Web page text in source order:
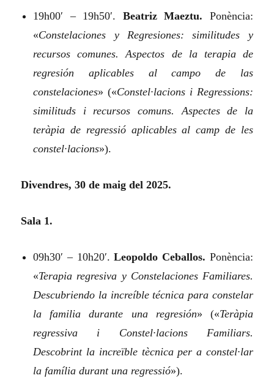
19h00′ – 19h50′. Beatriz Maeztu. Ponència:
«Constelaciones y Regresiones: similitudes y
recursos comunes. Aspectos de la terapia de
regresión aplicables al campo de las
constelaciones» («Constel·lacions i Regressions:
similituds i recursos comuns. Aspectes de la
teràpia de regressió aplicables al camp de les
constel·lacions»).
Divendres, 30 de maig del 2025.
Sala 1.
09h30′ – 10h20′.Leopoldo Ceballos. Ponència:
«Terapia regresiva y Constelaciones Familiares.
Descubriendo la increíble técnica para constelar
la familia durante una regresión» («Teràpia
regressiva i Constel·lacions Familiars.
Descobrint la increïble tècnica per a constel·lar
la família durant una regressió»).